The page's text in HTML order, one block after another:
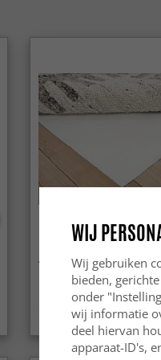
Anti-slip
14.99 €
WIJ
Wij gebruiken
bieden,
onder
wij informatie
deel hiervan
apparaat-ID's,